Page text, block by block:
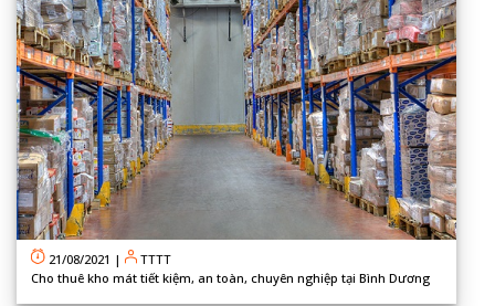
21/08/2021 |
TTTT
Cho thuê kho mát tiết kiệm, an toàn, chuyên nghiệp tại Bình Dương